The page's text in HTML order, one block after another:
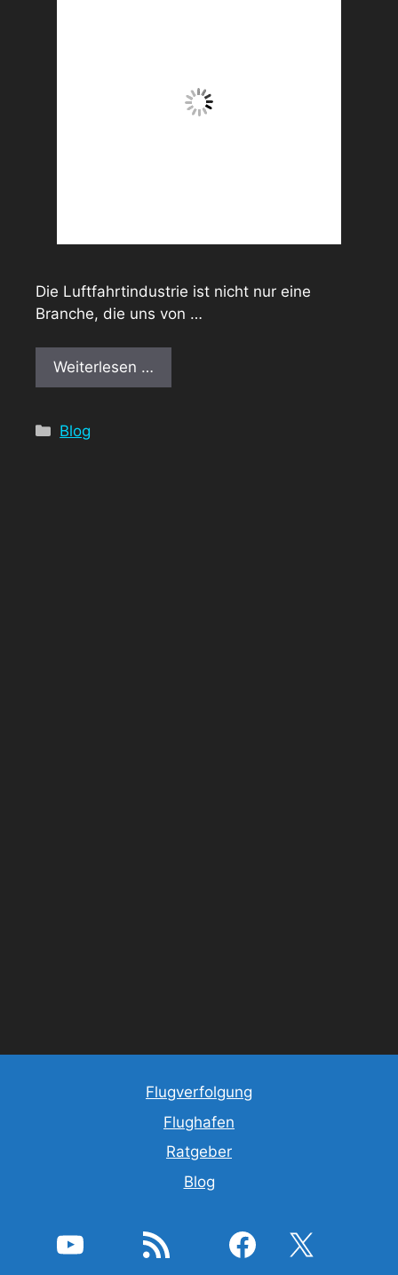
Die Luftfahrtindustrie ist nicht nur eine
Branche, die uns von …
Weiterlesen …
Kategorien
Blog
Flugverfolgung
Flughafen
Ratgeber
Blog
YouTube RSS-Feed Facebook X